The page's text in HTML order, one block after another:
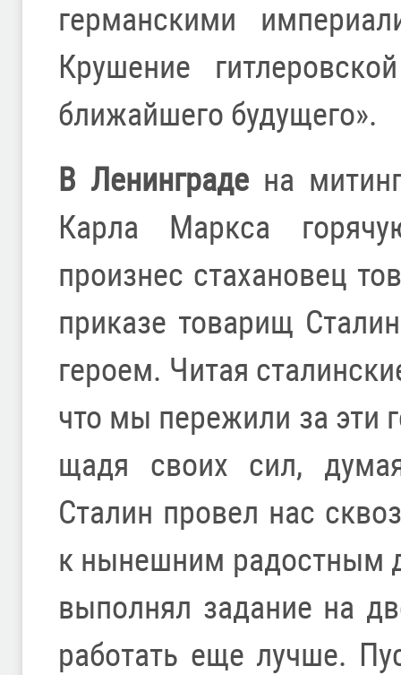
германскими
Крушение
ближайшего будущего».
В Ленинградена
Карла Маркса
произнес стахановец
приказе товарищ
героем. Читая
что мы пережили за эти
щадя своих сил,
Сталин провел нас
к нынешним радостным
выполнял задание на
работать еще лучше.